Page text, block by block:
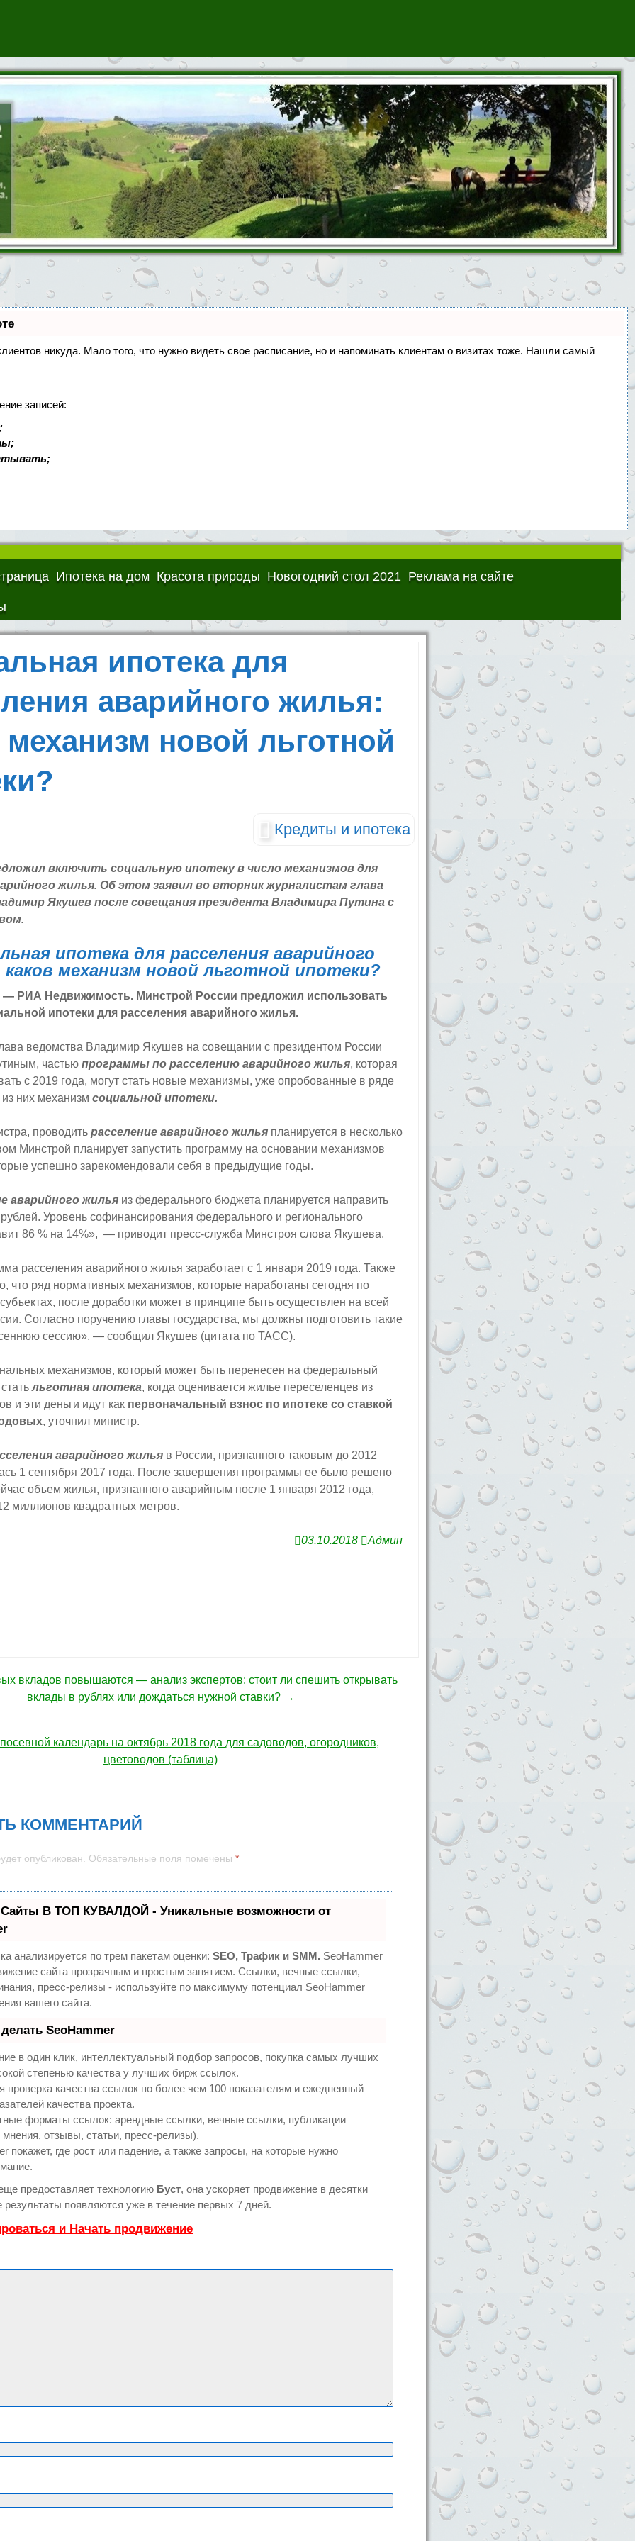
никуда. Мало того, что нужно видеть свое расписание, но и напоминать клиентам о визитах тоже. Нашли самый
записей:
Ипотека на дом Красота природы Новогодний стол 2021 Реклама на сайте
ипотека для
аварийного жилья:
механизм новой льготной
Кредиты и ипотека
включить социальную ипотеку в число механизмов для
жилья. Об этом заявил во вторник журналистам глава
Якушев после совещания президента Владимира Путина с
ипотека для расселения аварийного
механизм новой льготной ипотеки?
— РИА Недвижимость. Минстрой России предложил использовать
ипотеки для расселения аварийного жилья.
ведомства Владимир Якушев на совещании с президентом России
частью программы по расселению аварийного жилья, которая
с 2019 года, могут стать новые механизмы, уже опробованные в ряде
них механизм социальной ипотеки.
проводить расселение аварийного жилья планируется в несколько
Минстрой планирует запустить программу на основании механизмов
успешно зарекомендовали себя в предыдущие годы.
аварийного жилья из федерального бюджета планируется направить
Уровень софинансирования федерального и регионального
86 % на 14%», — приводит пресс-служба Минстроя слова Якушева.
расселения аварийного жилья заработает с 1 января 2019 года. Также
что ряд нормативных механизмов, которые наработаны сегодня по
после доработки может в принципе быть осуществлен на всей
Согласно поручению главы государства, мы должны подготовить такие
сессию», — сообщил Якушев (цитата по ТАСС).
механизмов, который может быть перенесен на федеральный
льготная ипотека, когда оценивается жилье переселенцев из
и эти деньги идут как первоначальный взнос по ипотеке со ставкой
, уточнил министр.
аварийного жилья в России, признанного таковым до 2012
1 сентября 2017 года. После завершения программы ее было решено
объем жилья, признанного аварийным после 1 января 2012 года,
миллионов квадратных метров.
03.10.2018 Админ
по записям
вкладов повышаются — анализ экспертов: стоит ли спешить открывать
вклады в рублях или дождаться нужной ставки? →
календарь на октябрь 2018 года для садоводов, огородников,
цветоводов (таблица)
КОММЕНТАРИЙ
опубликован. Обязательные поля помечены*
В ТОП КУВАЛДОЙ - Уникальные возможности от
анализируется по трем пакетам оценки:SEO, Трафик и SMM. SeoHammer
сайта прозрачным и простым занятием. Ссылки, вечные ссылки,
пресс-релизы - используйте по максимуму потенциал SeoHammer
вашего сайта.
SeoHammer
в один клик, интеллектуальный подбор запросов, покупка самых лучших
степенью качества у лучших бирж ссылок.
проверка качества ссылок по более чем 100 показателям и ежедневный
качества проекта.
форматы ссылок: арендные ссылки, вечные ссылки, публикации
отзывы, статьи, пресс-релизы).
покажет, где рост или падение, а также запросы, на которые нужно
предоставляет технологию Буст, она ускоряет продвижение в десятки
результаты появляются уже в течение первых 7 дней.
и Начать продвижение